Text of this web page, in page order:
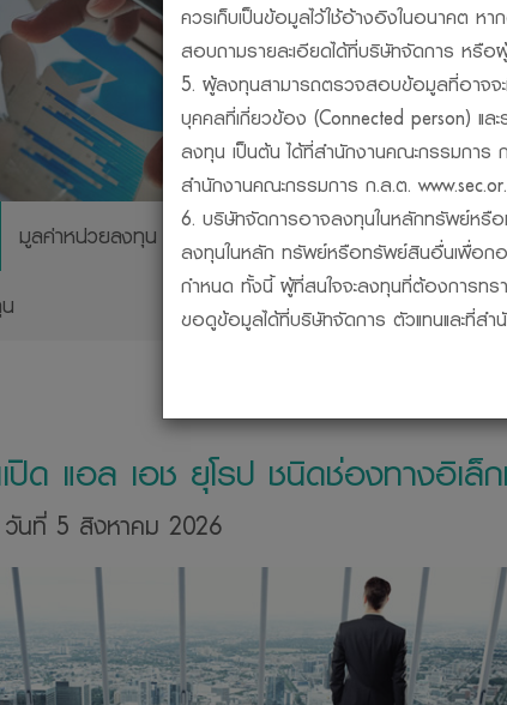
มูลค่าหน่วยลงทุน ผลการดำเนินงาน เปรียบเทียบกอง
ด แอล เอช ยุโรป ชนิดช่องทางอิเล็
ที่ 5 สิงหาคม 2026
ควรเก็บเป็นข้อมูลไว้ใช้อ้างอิงในอนาคต ห
สอบถามรายละเอียดได้ที่บริษัทจัดการ ห
5. ผู้ลงทุนสามารถตรวจสอบข้อมูลที่อาจจ
บุคคลที่เกี่ยวข้อง (Connected person) แ
ลงทุน เป็นต้น ได้ที่สำนักงานคณะกรรมการ
สำนักงานคณะกรรมการ ก.ล.ต.
6. บริษัทจัดการอาจลงทุนในหลักทรัพย์หรื
ลงทุนในหลัก ทรัพย์หรือทรัพย์สินอื่นเพื่อก
กำหนด ทั้งนี้ ผู้ที่สนใจจะลงทุนที่ต้องการทร
ขอดูข้อมูลได้ที่บริษัทจัดการ ตัวแทนและที่ส
7. กองทุนรวมเป็นนิติบุคคลแยกต่างหากจ
ชดเชยผลขาดทุนของกองทุนรวม ทั้งนี้ ผล
เงินหรือผลการดำเนินงานของบริษัทจัดการ
8. การวัดผลการดำเนินงานของกองทุนร
สมาคมบริษัทจัดการลงทุน
9. ผู้ลงทุนสามารถตรวจดูแนวทางในการใช้
10. ผู้ลงทุนควรตรวจสอบให้แน่ใจว่าผู้ขาย
กรรมการ ก.ล.ต. และควรขอดูบัตรประจ
ให้ด้วย
11. บริษัทจัดการอนุญาตให้พนักงานลงทุนใ